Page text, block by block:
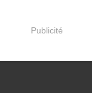
Publicité